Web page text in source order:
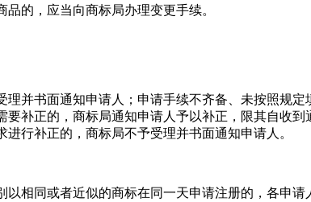
的，应当向商标局办理变更手续。
并书面通知申请人；申请手续不齐备、未按照规
补正的，商标局通知申请人予以补正，限其自收
行补正的，商标局不予受理并书面通知申请人。
相同或者近似的商标在同一天申请注册的，各申